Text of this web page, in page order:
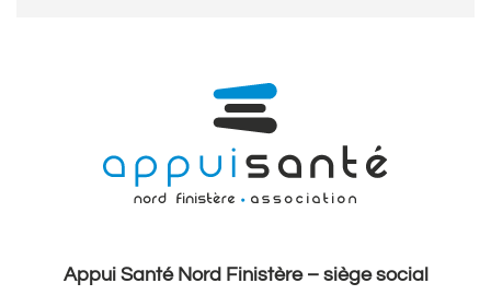
Appui Santé Nord Finistère – siège social